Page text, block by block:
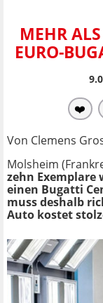
MEHR
EURO-
❤️
Von Clemens
Molsheim
zehn Exemplare
einen Bugatti
muss deshalb
Auto kostet